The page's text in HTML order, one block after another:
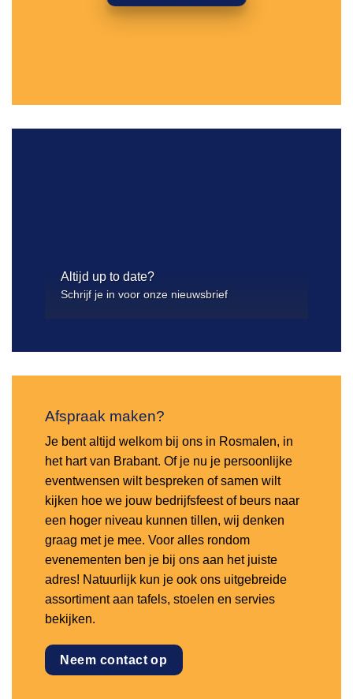
Altijd up to date?
Schrijf je in voor onze nieuwsbrief
Afspraak maken?
Je bent altijd welkom bij ons in Rosmalen, in
het hart van Brabant. Of je nu je persoonlijke
eventwensen wilt bespreken of samen wilt
kijken hoe we jouw bedrijfsfeest of beurs naar
een hoger niveau kunnen tillen, wij denken
graag met je mee. Voor alles rondom
evenementen ben je bij ons aan het juiste
adres! Natuurlijk kun je ook ons uitgebreide
assortiment aan tafels, stoelen en servies
bekijken.
Neem contact op